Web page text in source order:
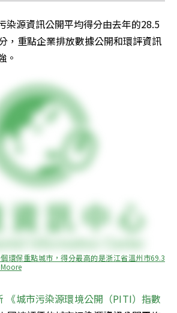
染源資訊公開平均得分由去年的28.5
，重點企業排放數據公開和環評資訊
。
環保重點城市，得分最高的是浙江省溫州市69.3
《城市污染源環境公開（PITI）指數